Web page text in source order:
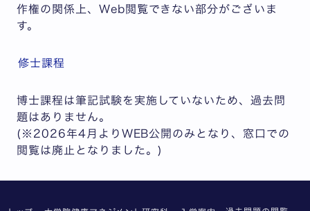
作権の関係上、Web閲覧できない部分がございま
す。
修士課程
博士課程は筆記試験を実施していないため、過去問
題はありません。
(※2026年4月よりWEB公開のみとなり、窓口での
閲覧は廃止となりました。)